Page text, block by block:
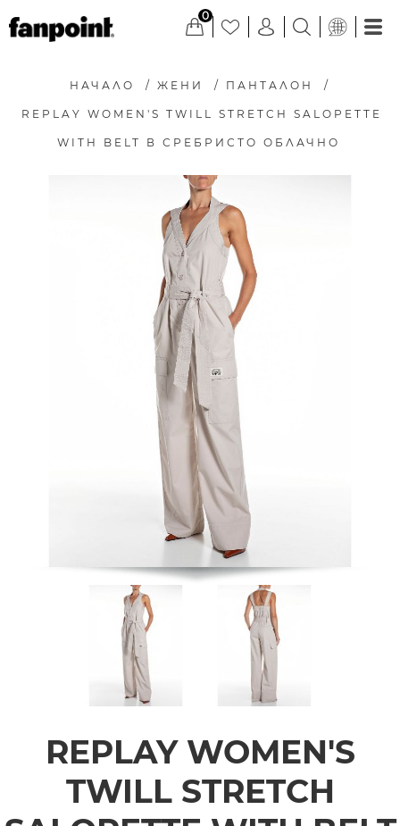
0
НАЧАЛО / ЖЕНИ / ПАНТАЛОН /
REPLAY WOMEN'S TWILL STRETCH SALOPETTE
WITH BELT В СРЕБРИСТО ОБЛАЧНО
REPLAY WOMEN'S
TWILL STRETCH